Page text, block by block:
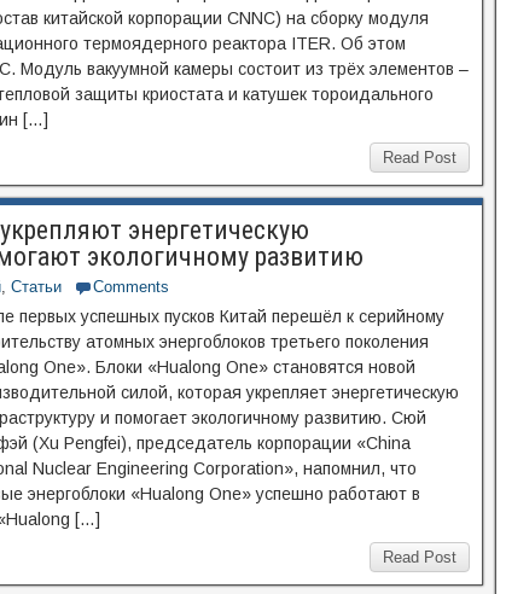
китайской корпорации CNNC) на сборку модуля
термоядерного реактора ITER. Об этом
Модуль вакуумной камеры состоит из трёх элементов –
защиты криостата и катушек тороидального
[…]
Read Post
энергетическую
экологичному развитию
, Статьи Comments
первых успешных пусков Китай перешёл к серийному
атомных энергоблоков третьего поколения
One». Блоки «Hualong One» становятся новой
силой, которая укрепляет энергетическую
и помогает экологичному развитию. Сюй
(Xu Pengfei), председатель корпорации «China
Nuclear Engineering Corporation», напомнил, что
энергоблоки «Hualong One» успешно работают в
[…]
Read Post